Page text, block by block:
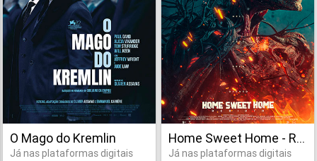
O Mago do Kremlin
Já nas plataformas digitais
Home Sweet Home - Recomeço
Já nas plataformas digitais